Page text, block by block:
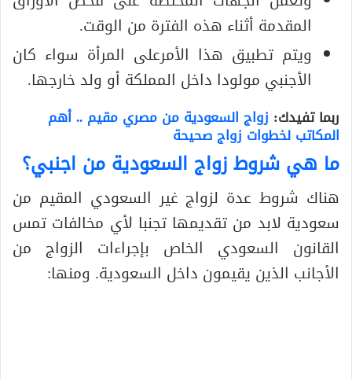
المقدمة أثناء هذه الفترة من الوقت.
ويتم تطبيق هذا الأمرعلى المرأة سواء كان
الأجنبي مولودا داخل المملكة أو ولد خارجها.
ربما تفيدك: زواج السعودية من مصري مقيم .. أهم
المكاتب لخطوات زواج صحيحة
ما هي شروط زواج السعودية من اجنبي؟
هناك شروط عدة لزواج غير السعودي المقيم من
سعودية لابد من تقديمها تجنبا لأي مخالفات تمس
القانون السعودي الخاص بإجراءات الزواج من
الأجانب الذين يقيمون داخل السعودية. ومنها: